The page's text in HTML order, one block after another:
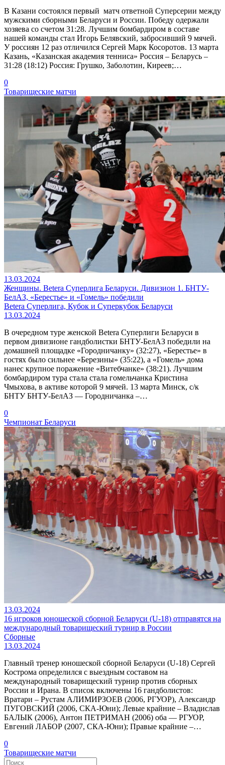
В Казани состоялся первый матч ответной Суперсерии между
мужскими сборными Беларуси и России. Победу одержали
хозяева со счетом 31:28. Лучшим бомбардиром в составе
нашей команды стал Игорь Белявский, забросивший 9 мячей.
У россиян 12 раз отличился Сергей Марк Косоротов. 13 марта
Казань, «Казанская академия тенниса» Россия – Беларусь –
31:28 (18:12) Россия: Грушко, Заболотин, Киреев;…
0
Товарищеские матчи
13.03.2024
Женщины. Betera Суперлига Беларуси. Дивизион 1. БНТУ-
БелАЗ, «Берестье» и «Гомель» победили
Betera Суперлига, Кубок и Суперкубок Беларуси
13.03.2024
В очередном туре женской Betera Суперлиги Беларуси в
первом дивизионе гандболистки БНТУ-БелАЗ победили на
домашней площадке «Городничанку» (32:27), «Берестье» в
гостях было сильнее «Березины» (35:22), а «Гомель» дома
нанес крупное поражение «Витебчанке» (38:21). Лучшим
бомбардиром тура стала стала гомельчанка Кристина
Чмыхова, в активе которой 9 мячей. 13 марта Минск, с/к
БНТУ БНТУ-БелАЗ — Городничанка –…
0
Чемпионат Беларуси
13.03.2024
16 игроков юношеской сборной Беларуси (U-18) отправятся на
международный товарищеский турнир в России
Сборные
13.03.2024
Главный тренер юношеской сборной Беларуси (U-18) Сергей
Кострома определился с выездным составом на
международный товарищеский турнир против сборных
России и Ирана. В список включены 16 гандболистов:
Вратари – Рустам АЛИМИРЗОЕВ (2006, РГУОР), Александр
ПУГОВСКИЙ (2006, СКА-Юни); Левые крайние – Владислав
БАЛЫК (2006), Антон ПЕТРИМАН (2006) оба — РГУОР,
Евгений ЛАБОР (2007, СКА-Юни); Правые крайние –…
0
Товарищеские матчи